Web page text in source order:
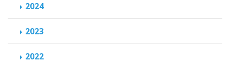
2024
2023
2022